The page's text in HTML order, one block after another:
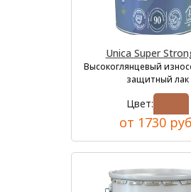
Unica Super
Высокоглянцевый
защитный лак
Цвет:
от 1730